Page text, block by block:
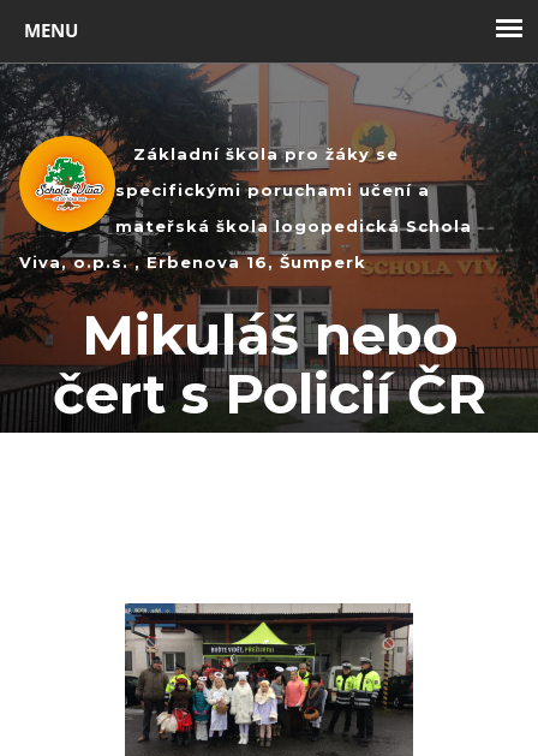
Základní škola pro žáky se
specifickými poruchami učení a
mateřská škola logopedická Schola
Viva, o.p.s. , Erbenova 16, Šumperk
Mikuláš nebo
čert s Policií ČR